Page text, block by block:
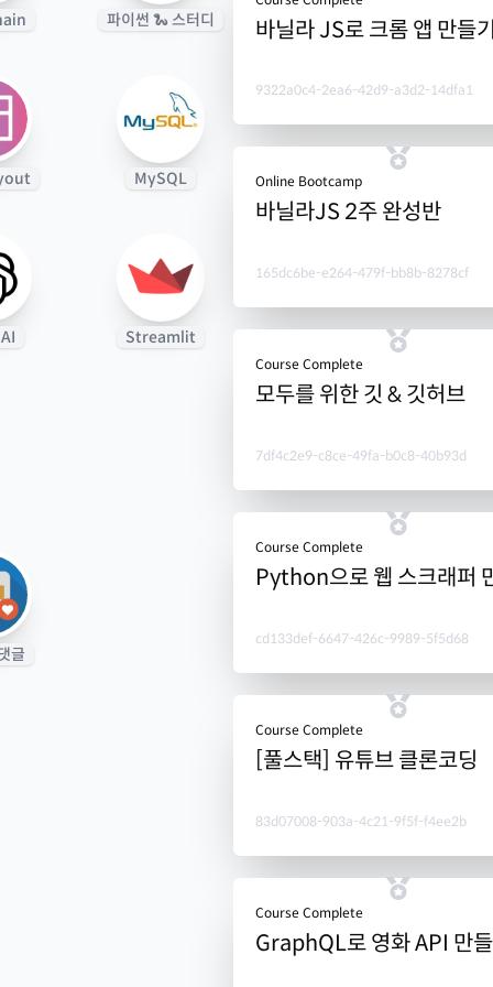
파이썬 🐍 스터디
MySQL
Streamlit
글
바닐라 JS로 크롬 앱 만들
9322a0c4-2ea6-42d9-a3d2-14dfa1
Online Bootcamp
바닐라JS 2주 완성반
165dc6be-e264-479f-bb8b-8278cf
Course Complete
모두를 위한 깃 & 깃허브
7df4c2e9-c8ce-49fa-b0c8-40b93d
Course Complete
Python으로 웹 스크래퍼
cd133def-6647-426c-9989-5f5d68
Course Complete
[풀스택] 유튜브 클론코딩
83d07008-903a-4c21-9f5f-f4ee2b
Course Complete
GraphQL로 영화 API 만